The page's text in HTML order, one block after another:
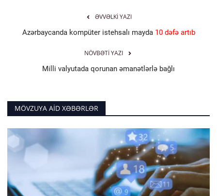
ƏVVƏLKI YAZI
Azərbaycanda kompüter istehsalı mayda 10 dəfə artıb
NÖVBƏTI YAZI
Milli valyutada qorunan əmanətlərlə bağlı
MÖVZUYA AID XƏBƏRLƏR